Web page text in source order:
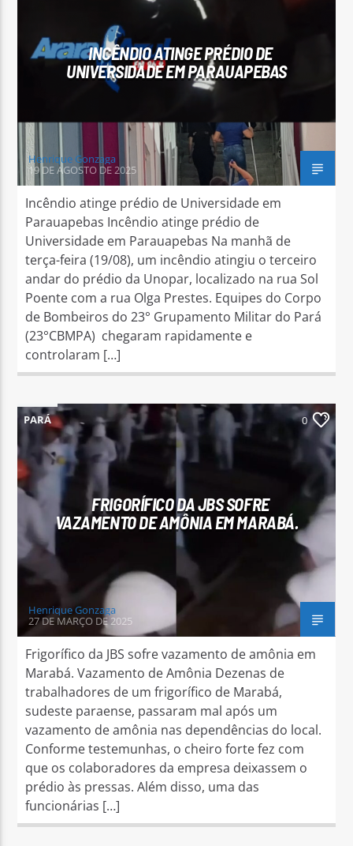
INCÊNDIO ATINGE PRÉDIO DE
UNIVERSIDADE EM PARAUAPEBAS
Henrique Gonzaga
19 DE AGOSTO DE 2025
Incêndio atinge prédio de Universidade em
Parauapebas Incêndio atinge prédio de
Universidade em Parauapebas Na manhã de
terça-feira (19/08), um incêndio atingiu o terceiro
andar do prédio da Unopar, localizado na rua Sol
Poente com a rua Olga Prestes. Equipes do Corpo
de Bombeiros do 23° Grupamento Militar do Pará
(23°CBMPA) chegaram rapidamente e
controlaram […]
PARÁ 0
FRIGORÍFICO DA JBS SOFRE
VAZAMENTO DE AMÔNIA EM MARABÁ.
Henrique Gonzaga
27 DE MARÇO DE 2025
Frigorífico da JBS sofre vazamento de amônia em
Marabá. Vazamento de Amônia Dezenas de
trabalhadores de um frigorífico de Marabá,
sudeste paraense, passaram mal após um
vazamento de amônia nas dependências do local.
Conforme testemunhas, o cheiro forte fez com
que os colaboradores da empresa deixassem o
prédio às pressas. Além disso, uma das
funcionárias […]